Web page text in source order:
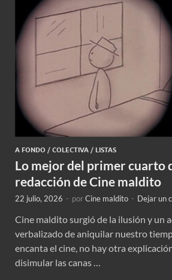
A FONDO / COLECTIVA / LISTAS
Lo mejor del primer cuarto
redacción de Cine maldito
22 julio, 2026 - porCine maldito - Dejar un
Cine maldito surgió de la ilusión y un
verbalizado de aniquilar nuestro
encanta el cine, no hay otra
disimular las canas …